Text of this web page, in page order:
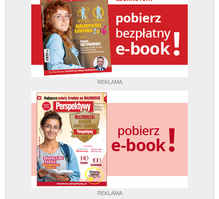
REKLAMA
REKLAMA